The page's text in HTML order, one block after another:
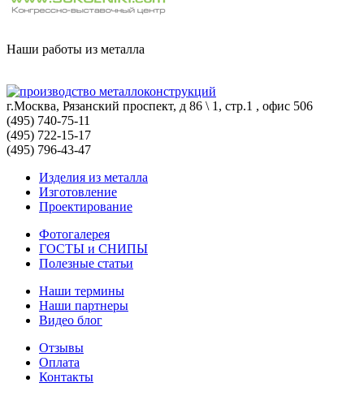
Наши работы из металла
г.Москва, Рязанский проспект, д 86 \ 1, стр.1 , офис 506
(495) 740-75-11
(495) 722-15-17
(495) 796-43-47
Изделия из металла
Изготовление
Проектирование
Фотогалерея
ГОСТЫ и СНИПЫ
Полезные статьи
Наши термины
Наши партнеры
Видео блог
Отзывы
Оплата
Контакты